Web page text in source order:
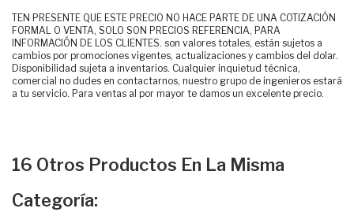
TEN PRESENTE QUE ESTE PRECIO NO HACE PARTE DE UNA COTIZACIÓN
FORMAL O VENTA, SOLO SON PRECIOS REFERENCIA, PARA
INFORMACIÓN DE LOS CLIENTES. son valores totales, están sujetos a
cambios por promociones vigentes, actualizaciones y cambios del dolar.
Disponibilidad sujeta a inventarios. Cualquier inquietud técnica,
comercial no dudes en contactarnos, nuestro grupo de ingenieros estará
a tu servicio. Para ventas al por mayor te damos un excelente precio.
16 Otros Productos En La Misma
Categoría: